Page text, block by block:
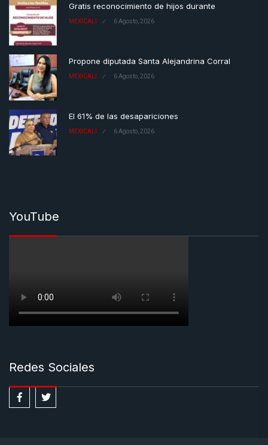
Gratis reconocimiento de hijos durante
MEXICALI 6 Agosto, 2026
Propone diputada Santa Alejandrina Corral
MEXICALI 6 Agosto, 2026
El 61% de las desapariciones
MEXICALI 6 Agosto, 2026
YouTube
Redes Sociales